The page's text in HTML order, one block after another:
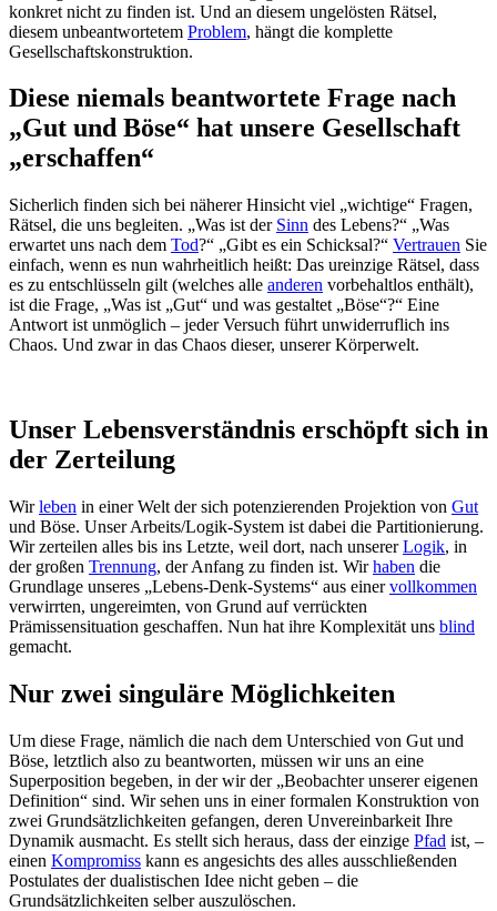
konkret nicht zu finden ist. Und an diesem ungelösten Rätsel,
diesem unbeantwortetem Problem, hängt die komplette
Gesellschaftskonstruktion.
Diese niemals beantwortete Frage nach
„Gut und Böse“ hat unsere Gesellschaft
„erschaffen“
Sicherlich finden sich bei näherer Hinsicht viel „wichtige“ Fragen,
Rätsel, die uns begleiten. „Was ist der Sinn des Lebens?“ „Was
erwartet uns nach dem Tod?“ „Gibt es ein Schicksal?“ Vertrauen Sie
einfach, wenn es nun wahrheitlich heißt: Das ureinzige Rätsel, dass
es zu entschlüsseln gilt (welches alle anderen vorbehaltlos enthält),
ist die Frage, „Was ist „Gut“ und was gestaltet „Böse“?“ Eine
Antwort ist unmöglich – jeder Versuch führt unwiderruflich ins
Chaos. Und zwar in das Chaos dieser, unserer Körperwelt.
Unser Lebensverständnis erschöpft sich in
der Zerteilung
Wirleben in einer Welt der sich potenzierenden Projektion von Gut
und Böse. Unser Arbeits/Logik-System ist dabei die Partitionierung.
Wir zerteilen alles bis ins Letzte, weil dort, nach unsererLogik, in
der großen Trennung, der Anfang zu finden ist. Wirhaben die
Grundlage unseres „Lebens-Denk-Systems“ aus einervollkommen
verwirrten, ungereimten, von Grund auf verrückten
Prämissensituation geschaffen. Nun hat ihre Komplexität uns blind
gemacht.
Nur zwei singuläre Möglichkeiten
Um diese Frage, nämlich die nach dem Unterschied von Gut und
Böse, letztlich also zu beantworten, müssen wir uns an eine
Superposition begeben, in der wir der „Beobachter unserer eigenen
Definition“ sind. Wir sehen uns in einer formalen Konstruktion von
zwei Grundsätzlichkeiten gefangen, deren Unvereinbarkeit Ihre
Dynamik ausmacht. Es stellt sich heraus, dass der einzige Pfad ist, –
einen Kompromiss kann es angesichts des alles ausschließenden
Postulates der dualistischen Idee nicht geben – die
Grundsätzlichkeiten selber auszulöschen.